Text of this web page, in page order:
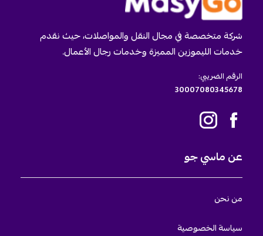
شركة متخصصة في مجال النقل والمواصلات، حيث نقدم
خدمات الليموزين المميزة وخدمات رجال الأعمال.
الرقم الضريبي:
30007080345678
عن ماسي جو
من نحن
سياسة الخصوصية